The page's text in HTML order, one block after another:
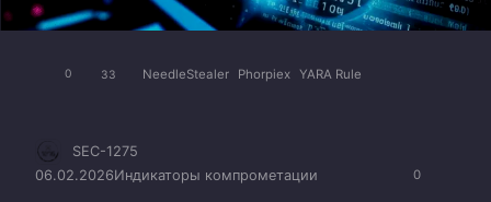
0 33 NeedleStealer Phorpiex YARA Rule
0
SEC-1275
06.02.2026Индикаторы компрометации